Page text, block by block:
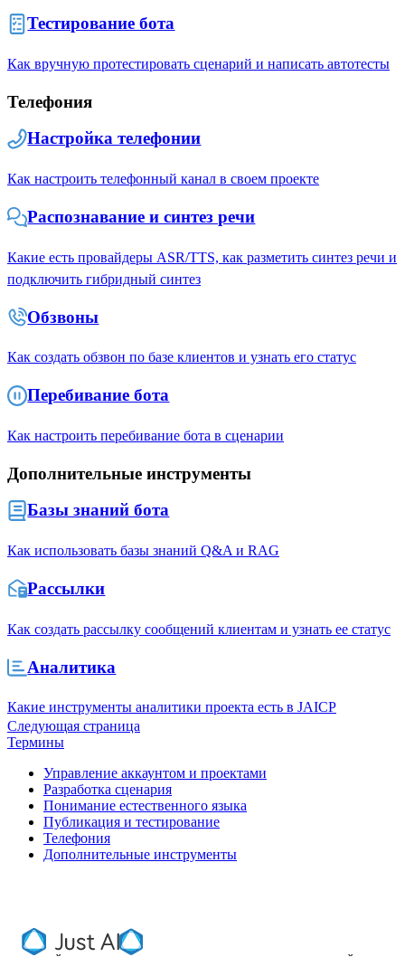
Тестирование бота
Как вручную протестировать сценарий и написать автотесты
Телефония
Настройка телефонии
Как настроить телефонный канал в своем проекте
Распознавание и синтез речи
Какие есть провайдеры ASR/TTS, как разметить синтез речи и
подключить гибридный синтез
Обзвоны
Как создать обзвон по базе клиентов и узнать его статус
Перебивание бота
Как настроить перебивание бота в сценарии
Дополнительные инструменты
Базы знаний бота
Как использовать базы знаний Q&A и RAG
Рассылки
Как создать рассылку сообщений клиентам и узнать ее статус
Аналитика
Какие инструменты аналитики проекта есть в JAICP
Следующая страница
Термины
Управление аккаунтом и проектами
Разработка сценария
Понимание естественного языка
Публикация и тестирование
Телефония
Дополнительные инструменты